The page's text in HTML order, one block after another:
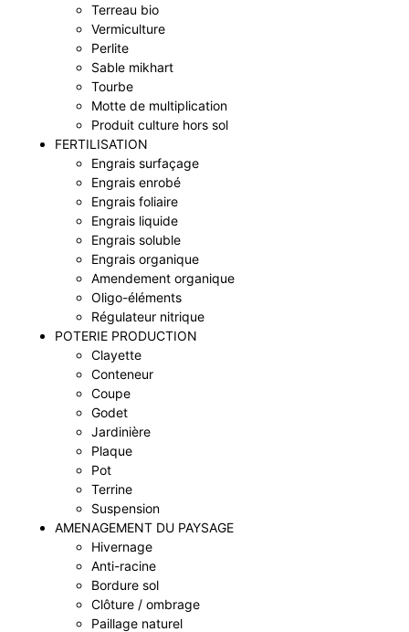
Terreau bio
Vermiculture
Perlite
Sable mikhart
Tourbe
Motte de multiplication
Produit culture hors sol
FERTILISATION
Engrais surfaçage
Engrais enrobé
Engrais foliaire
Engrais liquide
Engrais soluble
Engrais organique
Amendement organique
Oligo-éléments
Régulateur nitrique
POTERIE PRODUCTION
Clayette
Conteneur
Coupe
Godet
Jardinière
Plaque
Pot
Terrine
Suspension
AMENAGEMENT DU PAYSAGE
Hivernage
Anti-racine
Bordure sol
Clôture / ombrage
Paillage naturel